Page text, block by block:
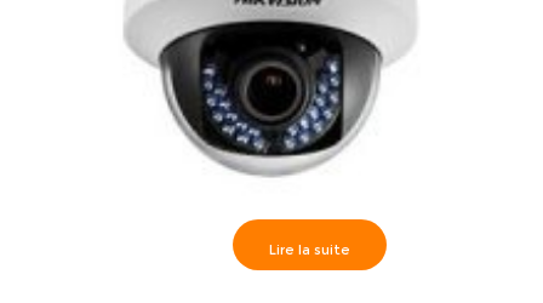
Lire la suite